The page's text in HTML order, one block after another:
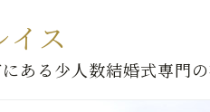
イス
ある少人数結婚式専門